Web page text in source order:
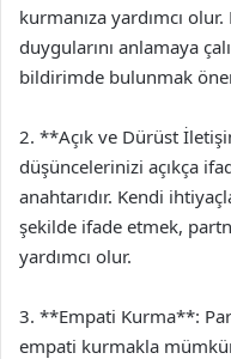
kurmanıza yardımcı
duygularını anlamaya
bildirimde bulunmak
2. **Açık ve Dürüst
düşüncelerinizi açıkça
anahtarıdır. Kendi
şekilde ifade etmek,
yardımcı olur.
3. **Empati Kurma**:
empati kurmakla